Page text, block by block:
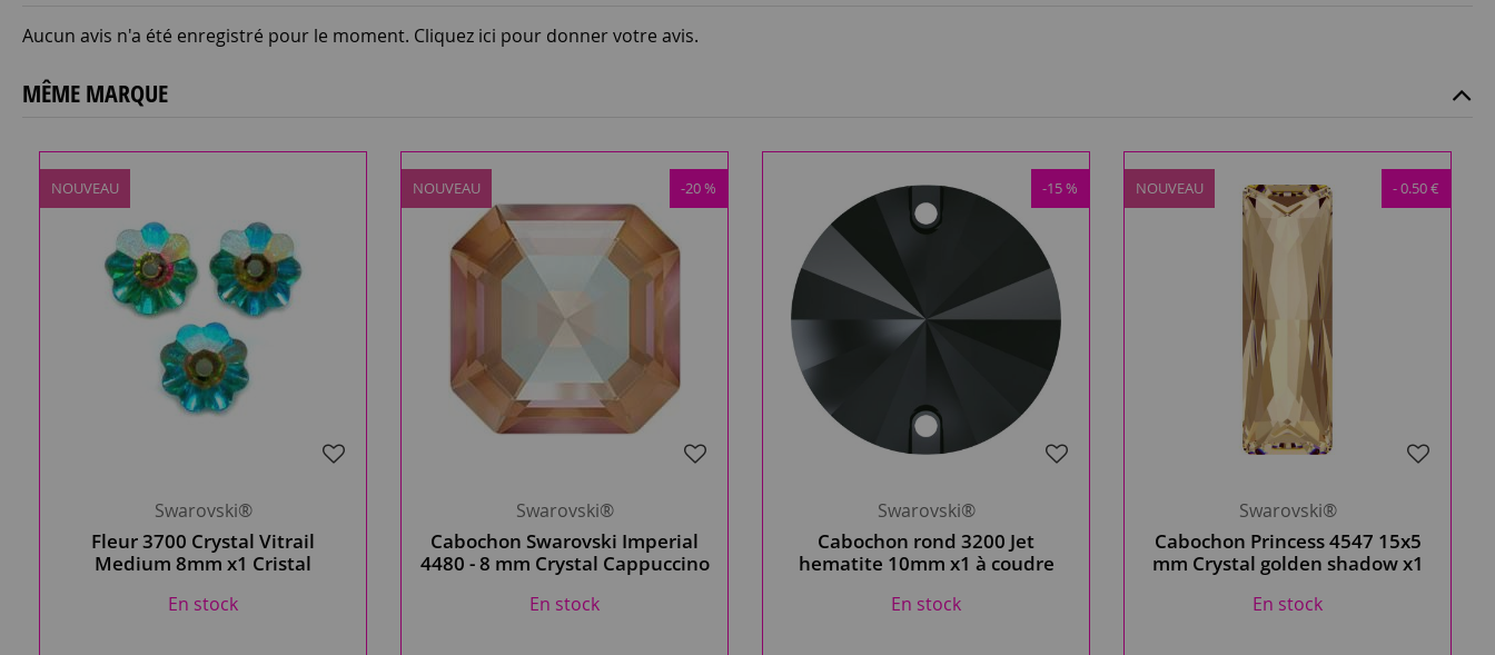
Aucun avis n'a été enregistré pour le moment. Cliquez ici pour donner votre avis.
MÊME MARQUE
NOUVEAU
Swarovski®
Fleur 3700 Crystal Vitrail
Medium 8mm x1 Cristal
En stock
NOUVEAU -20 %
Swarovski®
Cabochon Swarovski Imperial
4480 - 8 mm Crystal Cappuccino
En stock
-15 %
Swarovski®
Cabochon rond 3200 Jet
hematite 10mm x1 à coudre
En stock
NOUVEAU - 0.50 €
Swarovski®
Cabochon Princess 4547 15x5
mm Crystal golden shadow x1
clair
En stock